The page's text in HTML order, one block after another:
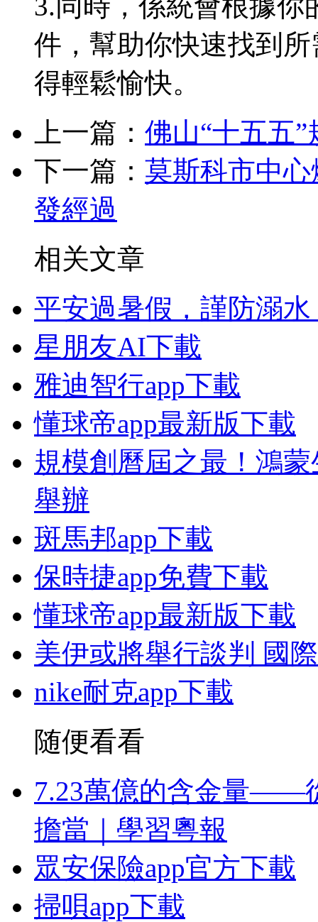
件，幫助你快速找到
得輕鬆愉快。
上一篇： 佛山“十五五
下一篇： 莫斯科市中
發經過
相关文章
平安過暑假，謹防溺
星朋友AI下載
雅迪智行app下載
懂球帝app最新版下載
規模創曆屆之最！鴻
舉辦
斑馬邦app下載
保時捷app免費下載
懂球帝app最新版下載
美伊或將舉行談判 國
nike耐克app下載
随便看看
7.23萬億的含金量——
擔當｜學習粵報
眾安保險app官方下載
掃唄app下載